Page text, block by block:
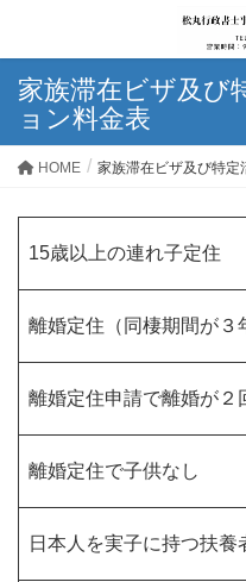
家族滞在ビザ及び
ョン料金表
HOME 家族滞在ビザ及び特定
15歳以上の連れ子定住
離婚定住（同棲期間が３
離婚定住申請で離婚が２
離婚定住で子供なし
日本人を実子に持つ扶養